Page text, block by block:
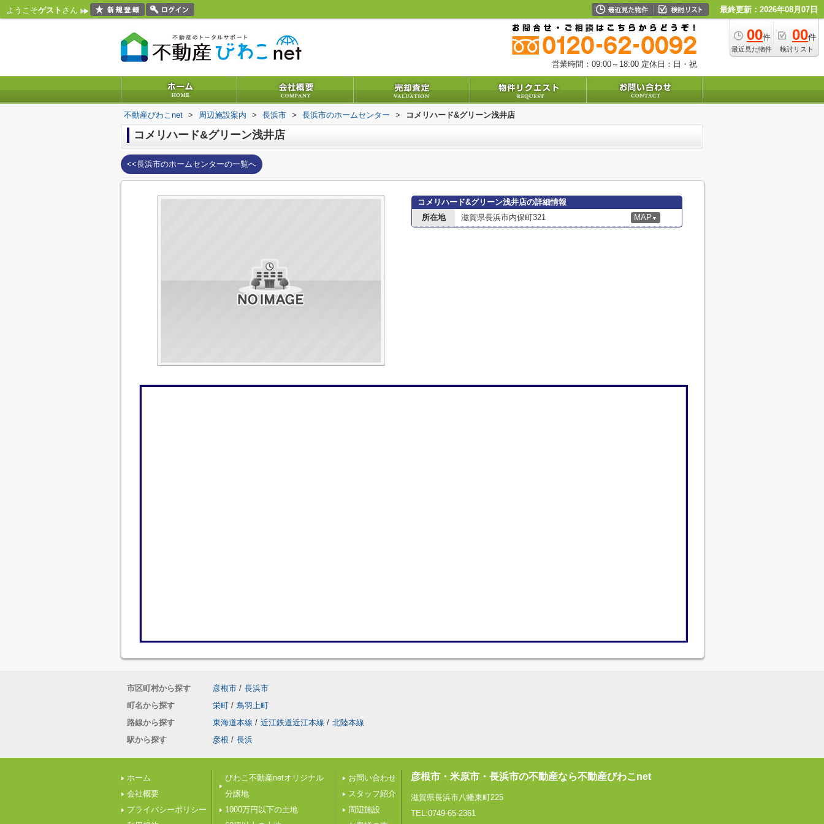
ようこそゲスト さん 最終更新：2026年08月07日
00件
最近見た物件
00件
検討リスト
営業時間：09:00～18:00 定休日：日・祝
不動産びわこnet > 周辺施設案内 > 長浜市 > 長浜市のホームセンター > コメリハード&グリーン浅井店
コメリハード&グリーン浅井店
<<長浜市のホームセンターの一覧へ
コメリハード&グリーン浅井店の詳細情報
所在地
滋賀県長浜市内保町321 MAP ▼
市区町村から探す 彦根市 / 長浜市
町名から探す
栄町 / 鳥羽上町
路線から探す
東海道本線 / 近江鉄道近江本線 / 北陸本線
駅から探す
彦根 / 長浜
ホーム
会社概要
プライバシーポリシー
びわこ不動産netオリジナル
分譲地
1000万円以下の土地
お問い合わせ
スタッフ紹介
周辺施設
彦根市・米原市・長浜市の不動産なら不動産びわこnet
滋賀県長浜市八幡東町225
TEL:0749-65-2361